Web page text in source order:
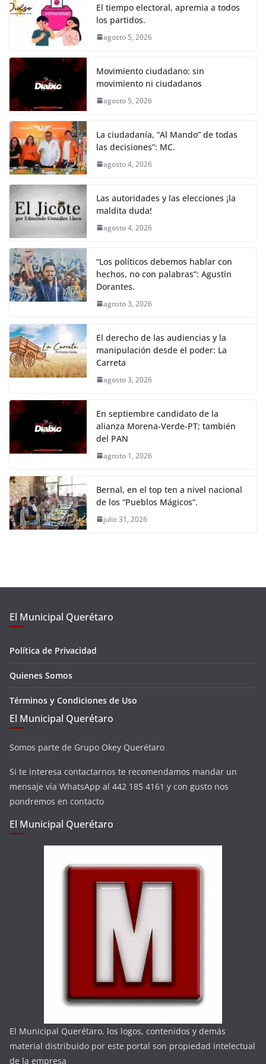
o
k
p er
El tiempo electoral, apremia a todos
los partidos.
agosto 5, 2026
Movimiento ciudadano: sin
movimiento ni ciudadanos
agosto 5, 2026
La ciudadanía, “Al Mando” de todas
las decisiones”: MC.
agosto 4, 2026
Las autoridades y las elecciones ¡la
maldita duda!
agosto 4, 2026
“Los políticos debemos hablar con
hechos, no con palabras”: Agustín
Dorantes.
agosto 3, 2026
El derecho de las audiencias y la
manipulación desde el poder: La
Carreta
agosto 3, 2026
En septiembre candidato de la
alianza Morena-Verde-PT; también
del PAN
agosto 1, 2026
Bernal, en el top ten a nivel nacional
de los “Pueblos Mágicos”.
julio 31, 2026
El Municipal Querétaro
Política de Privacidad
Quienes Somos
Términos y Condiciones de Uso
El Municipal Querétaro
Somos parte de Grupo Okey Querétaro
Si te interesa contactarnos te recomendamos mandar un
mensaje vía WhatsApp al 442 185 4161 y con gusto nos
pondremos en contacto
El Municipal Querétaro
El Municipal Querétaro, los logos, contenidos y demás
material distribuido por este portal son propiedad intelectual
de la empresa